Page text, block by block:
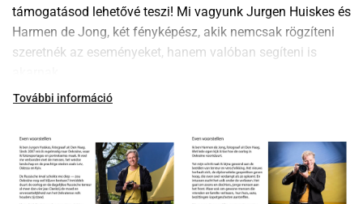
támogatásod lehetővé teszi! Mi vagyunk Jurgen Huiskes és
Harmen de Jong, két fényképész, akik nemcsak rögzíteni
szeretnék az eseményeket, hanem valóban segíteni is
roadtripet Ukrajnába. Célunk: 10.000 összegyűjtése egy
busz megvásárlására, segélyszállítmányokkal való
megtöltésére, majd saját magunk eljuttatni Kijevbe, hogy a
buszt és annak tartalmát adományozzuk.
További információ